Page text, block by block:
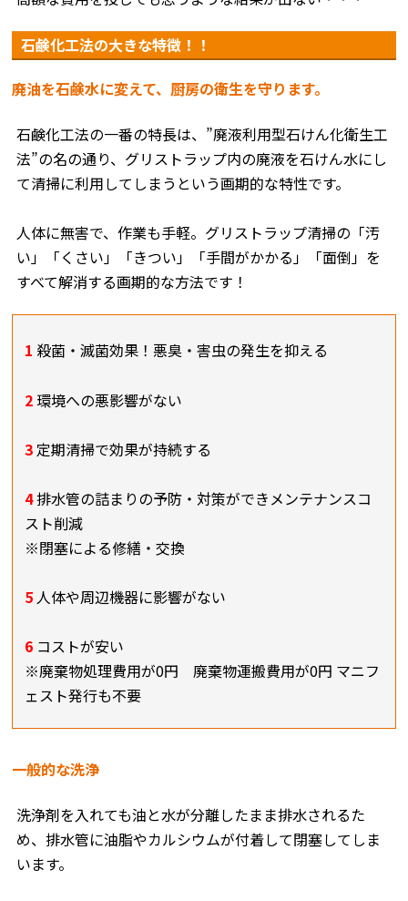
石鹸化工法の大きな特徴！！
廃油を石鹸水に変えて、厨房の衛生を守ります。
石鹸化工法の一番の特長は、”廃液利用型石けん化衛生工
法”の名の通り、グリストラップ内の廃液を石けん水にし
て清掃に利用してしまうという画期的な特性です。
人体に無害で、作業も手軽。グリストラップ清掃の「汚
い」「くさい」「きつい」「手間がかかる」「面倒」を
すべて解消する画期的な方法です！
1 殺菌・滅菌効果！悪臭・害虫の発生を抑える
2環境への悪影響がない
3 定期清掃で効果が持続する
4排水管の詰まりの予防・対策ができメンテナンスコ
スト削減
※閉塞による修繕・交換
5 人体や周辺機器に影響がない
6 コストが安い
※廃棄物処理費用が0円 廃棄物運搬費用が0円 マニフ
ェスト発行も不要
一般的な洗浄
洗浄剤を入れても油と水が分離したまま排水されるた
め、排水管に油脂やカルシウムが付着して閉塞してしま
います。